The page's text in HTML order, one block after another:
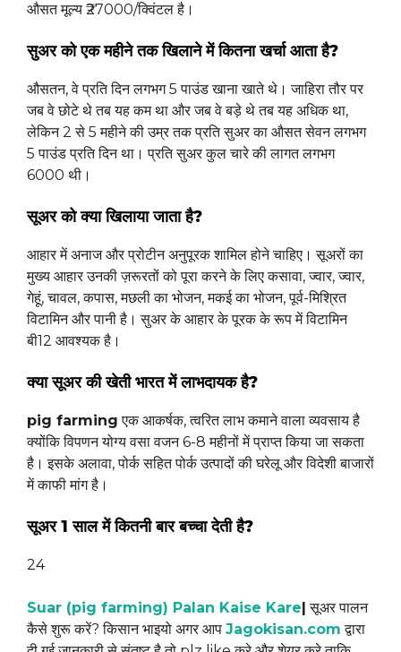
औसत मूल्य ₹27000/क्विंटल है।
सुअर को एक महीने तक खिलाने में कितना खर्चा आता है?
औसतन, वे प्रति दिन लगभग 5 पाउंड खाना खाते थे। जाहिरा तौर पर
जब वे छोटे थे तब यह कम था और जब वे बड़े थे तब यह अधिक था,
लेकिन 2 से 5 महीने की उम्र तक प्रति सुअर का औसत सेवन लगभग
5 पाउंड प्रति दिन था। प्रति सुअर कुल चारे की लागत लगभग
6000 थी।
सूअर को क्या खिलाया जाता है?
आहार में अनाज और प्रोटीन अनुपूरक शामिल होने चाहिए। सूअरों का
मुख्य आहार उनकी ज़रूरतों को पूरा करने के लिए कसावा, ज्वार, ज्वार,
गेहूं, चावल, कपास, मछली का भोजन, मकई का भोजन, पूर्व-मिश्रित
विटामिन और पानी है। सुअर के आहार के पूरक के रूप में विटामिन
बी12 आवश्यक है।
क्या सूअर की खेती भारत में लाभदायक है?
pig farming एक आकर्षक, त्वरित लाभ कमाने वाला व्यवसाय है
क्योंकि विपणन योग्य वसा वजन 6-8 महीनों में प्राप्त किया जा सकता
है। इसके अलावा, पोर्क सहित पोर्क उत्पादों की घरेलू और विदेशी बाजारों
में काफी मांग है।
सूअर 1 साल में कितनी बार बच्चा देती है?
24
Suar (pig farming) Palan Kaise Kare सूअर पालन
कैसे शुरू करें? किसान भाइयो अगर आप Jagokisan.com द्वारा